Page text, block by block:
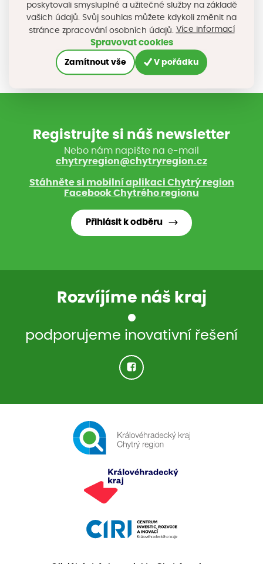
Sdílejte na sociálních sítích
Registrujte si náš newsletter
Nebo nám napište na e-mail
chytryregion@chytryregion.cz
Stáhněte si mobilní aplikaci Chytrý region
Facebook Chytrého regionu
Přihlásit k odběru
Rozvíjíme náš kraj
podporujeme inovativní řešení
poskytovali smysluplné a užitečné služby na základě
vašich údajů. Svůj souhlas můžete kdykoli změnit na
stránce zpracování osobních údajů. Více informací
Spravovat cookies
Zamítnout vše V pořádku